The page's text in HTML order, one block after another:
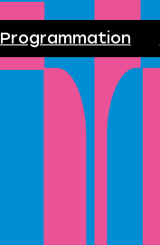
Programmation